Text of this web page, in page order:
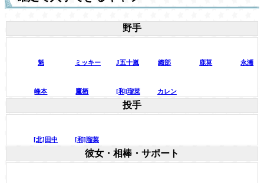
野手
魁 ミッキー J五十嵐 織部 鹿莫 永瀬
峰本 鷹栖 [和]瑠菜 カレン
投手
[北]田中 [和]瑠菜
彼女・相棒・サポート